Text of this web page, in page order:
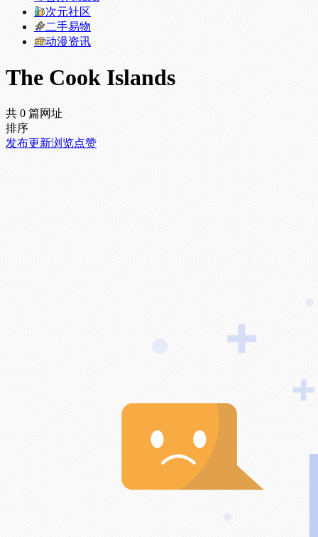
次元社区
二手易物
动漫资讯
The Cook Islands
共 0 篇网址
排序
发布更新浏览点赞